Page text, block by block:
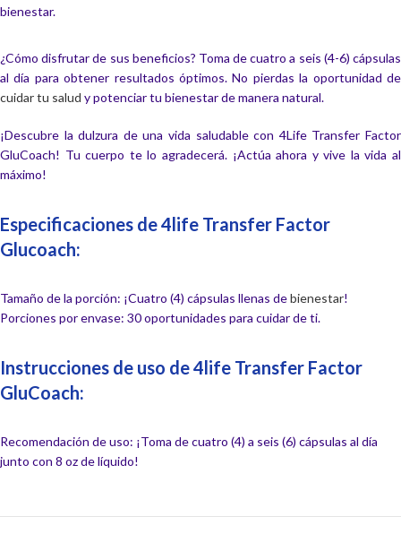
bienestar.
¿Cómo disfrutar de sus beneficios? Toma de cuatro a seis (4-6) cápsulas
al día para obtener resultados óptimos. No pierdas la oportunidad de
cuidar tu salud y potenciar tu bienestar de manera natural.
¡Descubre la dulzura de una vida saludable con 4Life Transfer Factor
GluCoach! Tu cuerpo te lo agradecerá. ¡Actúa ahora y vive la vida al
máximo!
Especificaciones de 4life Transfer Factor
Glucoach:
Tamaño de la porción: ¡Cuatro (4) cápsulas llenas debienestar!
Porciones por envase: 30 oportunidades para cuidar de ti.
Instrucciones de uso de 4life Transfer Factor
GluCoach:
Recomendación de uso: ¡Toma de cuatro (4) a seis (6) cápsulas al día
junto con 8 oz de líquido!